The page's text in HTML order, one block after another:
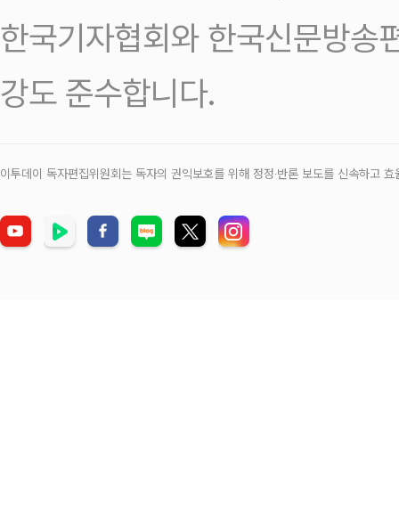
한국기자협회와 한국신문방송
강도 준수합니다.
이투데이 독자편집위원회는 독자의 권익보호를 위해 정정‧반론 보도를 신속하고